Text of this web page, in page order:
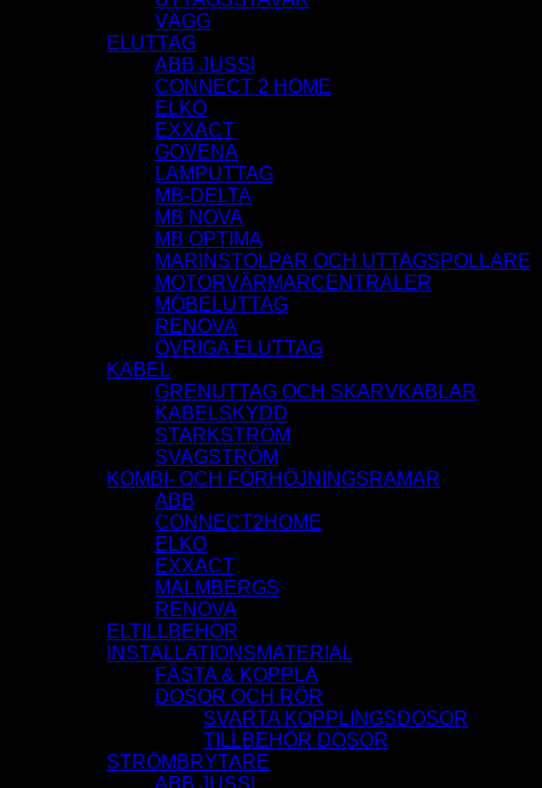
VÄGG
ELUTTAG
ABB JUSSI
CONNECT 2 HOME
ELKO
EXXACT
GOVENA
LAMPUTTAG
MB-DELTA
MB NOVA
MB OPTIMA
MARINSTOLPAR OCH UTTAGSPOLLARE
MOTORVÄRMARCENTRALER
MÖBELUTTAG
RENOVA
ÖVRIGA ELUTTAG
KABEL
GRENUTTAG OCH SKARVKABLAR
KABELSKYDD
STARKSTRÖM
SVAGSTRÖM
KOMBI- OCH FÖRHÖJNINGSRAMAR
ABB
CONNECT2HOME
ELKO
EXXACT
MALMBERGS
RENOVA
ELTILLBEHÖR
INSTALLATIONSMATERIAL
FÄSTA & KOPPLA
DOSOR OCH RÖR
SVARTA KOPPLINGSDOSOR
TILLBEHÖR DOSOR
STRÖMBRYTARE